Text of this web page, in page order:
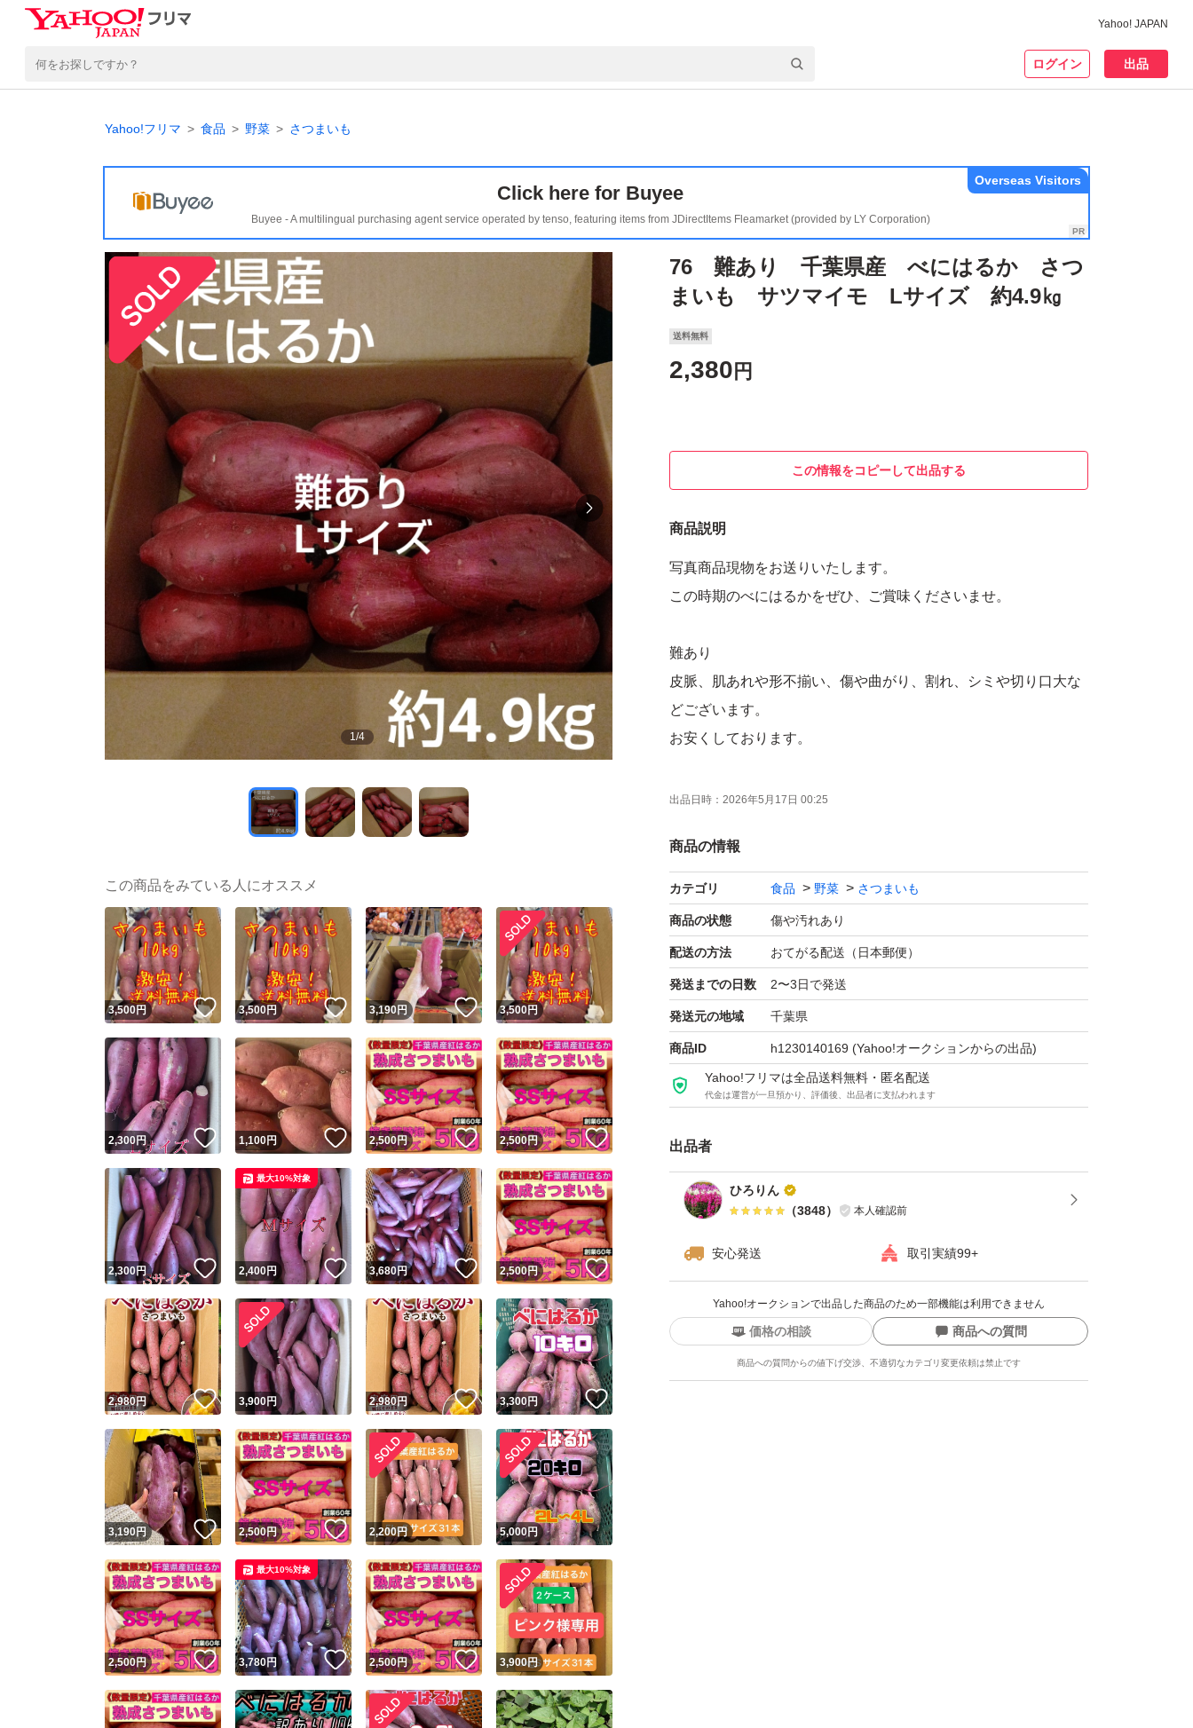
Yahoo! JAPAN
ログイン 出品
Yahoo!フリマ 食品 野菜 さつまいも
Click here for Buyee
Buyee - A multilingual purchasing agent service operated by tenso, featuring items from JDirectItems Fleamarket (provided by LY Corporation)
Overseas Visitors
1/4
76 難あり 千葉県産 べにはるか さつ
まいも サツマイモ Lサイズ 約4.9㎏
送料無料
2,380 円
この情報をコピーして出品する
商品説明
写真商品現物をお送りいたします。
この時期のべにはるかをぜひ、ご賞味くださいませ。
難あり
皮脈、肌あれや形不揃い、傷や曲がり、割れ、シミや切り口大な
どございます。
お安くしております。
令和7年産
熟成状況によりけりでペタペタの感じまでではないものもござい
ます、ほっくりした感じも残っているべにはるかもございます。
千葉県産 べにはるか 丸っこいLサイズ300グラム～500グラム程度
のサイズになります。
焼き芋、ふかし芋、天ぷらやフライド、スイートポテトなどにど
うぞ。
千葉県北総地域で栽培したサツマイモを農家から直接発送いたし
ます。
送料＋梱包資材代として950円ほど販売価格に含まれてご提供し
す。
50年以上、サツマイモ作っておりますので味には多少自信があり
ます。
野菜の種類...さつまいも・サツマイモ
さつまいもの品種・銘柄...べにはるか
出品日時： 2026年5月17日 00:25
商品の情報
カテゴリ 食品 野菜 さつまいも
商品の状態 傷や汚れあり
配送の方法 おてがる配送（日本郵便）
発送までの日数 2〜3日で発送
発送元の地域 千葉県
商品ID h1230140169 (Yahoo!オークションからの出品)
Yahoo!フリマは全品送料無料・匿名配送
代金は運営が一旦預かり、評価後、出品者に支払われます
出品者
ひろりん
（3848） 本人確認前
安心発送 取引実績99+
Yahoo!オークションで出品した商品のため一部機能は利用できません
価格の相談 商品への質問
商品への質問からの値下げ交渉、不適切なカテゴリ変更依頼は禁止です
この商品をみている人にオススメ
3,500円 いいね！
3,500円 いいね！
3,190円 いいね！
3,500円
2,300円 いいね！
1,100円 いいね！
2,500円 いいね！
2,500円 いいね！
2,300円 いいね！
2,400円 いいね！
最大10%対象
3,680円 いいね！
2,500円 いいね！
2,980円 いいね！
3,900円 2,980円 いいね！
3,300円 いいね！
3,190円 いいね！
2,500円 いいね！
2,200円 5,000円
2,500円 いいね！
3,780円 いいね！
最大10%対象
2,500円 いいね！
3,900円